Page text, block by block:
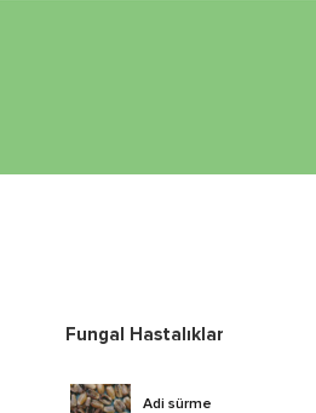
Fungal Hastalıklar
Adi sürme